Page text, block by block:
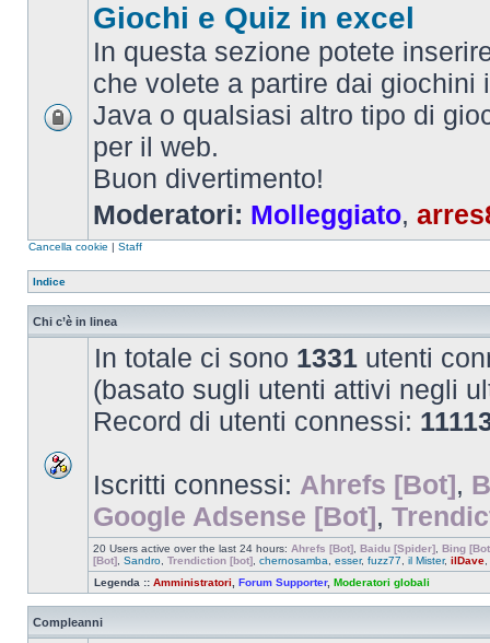
Giochi e Quiz in excel
In questa sezione potete
che volete a partire dai giochini
Java o qualsiasi altro tipo di
per il web.
Buon divertimento!
Moderatori: Molleggiato,
Cancella cookie | Staff
Indice
Chi c’è in linea
In totale ci sono 1331 utenti
(basato sugli utenti attivi negli
Record di utenti connessi:
Iscritti connessi: Ahrefs [Bot],
Google Adsense [Bot],
20 Users active over the last 24 hours: Ahrefs [Bot] Baidu [Spider] Bing
[Bot] Sandro Trendiction [bot] chernosamba esser, fuzz77 il Mister, ilDave
Legenda :: Amministratori Forum Supporter, Moderatori globali
Compleanni